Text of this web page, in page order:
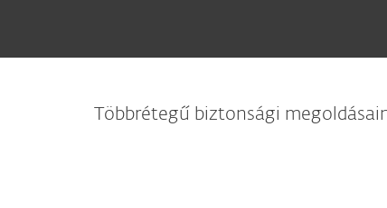
Többrétegű biztonsági